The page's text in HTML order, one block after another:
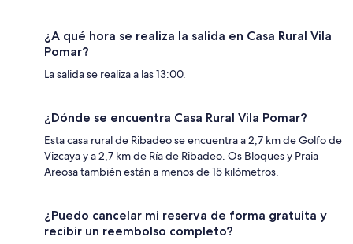
¿A qué hora se realiza la salida en Casa Rural Vila
Pomar?
La salida se realiza a las 13:00.
¿Dónde se encuentra Casa Rural Vila Pomar?
Esta casa rural de Ribadeo se encuentra a 2,7 km de Golfo de
Vizcaya y a 2,7 km de Ría de Ribadeo. Os Bloques y Praia
Areosa también están a menos de 15 kilómetros.
¿Puedo cancelar mi reserva de forma gratuita y
recibir un reembolso completo?